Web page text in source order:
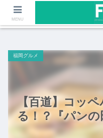
ファッションや福岡
【百道】コッ
る！？『パンの
福岡グルメ
MENU